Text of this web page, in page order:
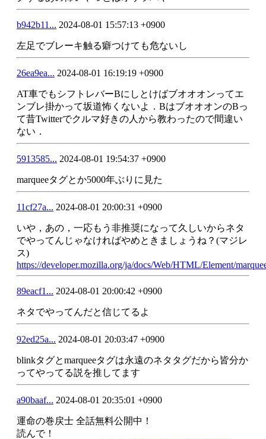
b942b11... 2024-08-01 15:57:13 +0900
左足でブレーキ触る癖つけても危ないし
26ea9ea... 2024-08-01 16:19:19 +0900
AT車でもシフトレバーBにしとけばブオオオンってエ
ンブレ掛かって坂道怖くないよ．BはブオオオンのBっ
て昔Twitterでクルマ好きの人から教わったので間違い
ない．
5913585... 2024-08-01 19:54:37 +0900
marqueeタグとか5000年ぶりに見た
11cf27a... 2024-08-01 20:00:31 +0900
いや，あの，一応もう非推奨になって久しいからネタ
でやってんじゃなければやめときましょうね？(マジレ
ス)
https://developer.mozilla.org/ja/docs/Web/HTML/Element/
89eacf1... 2024-08-01 20:00:42 +0900
ネタでやってんだと信じてるよ
92ed25a... 2024-08-01 20:03:47 +0900
blinkタグとmarqueeタグは永遠のネタタグだから皆分か
ってやってる説を推してます
a90baaf... 2024-08-01 20:35:01 +0900
運命の巻戻士 全話無料公開中！
読んで！